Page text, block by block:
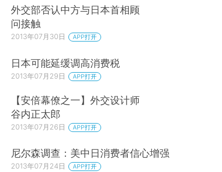
外交部否认中方与日本首相顾
问接触
2013年07月30日 APP打开
日本可能延缓调高消费税
2013年07月29日 APP打开
【安倍幕僚之一】外交设计师
谷内正太郎
2013年07月26日 APP打开
尼尔森调查：美中日消费者信心增强
2013年07月24日 APP打开